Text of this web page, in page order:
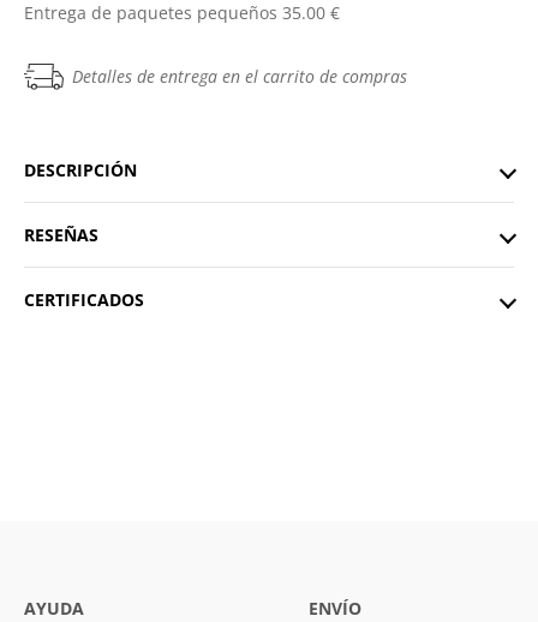
Entrega de paquetes pequeños 35.00 €
Detalles de entrega en el carrito de compras
DESCRIPCIÓN
RESEÑAS
CERTIFICADOS
AYUDA ENVÍO